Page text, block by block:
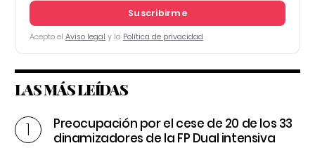
Suscribirme
Acepto el Aviso legal y la Política de privacidad
LAS MÁS LEÍDAS
Preocupación por el cese de 20 de los 33
dinamizadores de la FP Dual intensiva